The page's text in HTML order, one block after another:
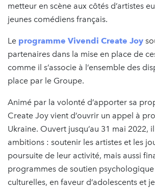
metteur en scène aux côtés d’artistes
jeunes comédiens français.
Le programme Vivendi Create Joy
partenaires dans la mise en place de
comme il s’associe à l’ensemble des
place par le Groupe.
Animé par la volonté d’apporter sa
Create Joy vient d’ouvrir un appel à
Ukraine. Ouvert jusqu’au 31 mai 2022,
ambitions : soutenir les artistes et les
poursuite de leur activité, mais aussi
programmes de soutien
culturelles, en faveur d’adolescents et